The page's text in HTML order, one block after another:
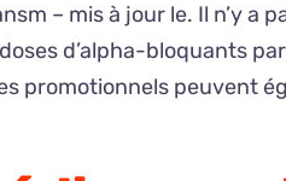
– mis à jour le. Il n’y a
d’alpha-bloquants
promotionnels peuvent